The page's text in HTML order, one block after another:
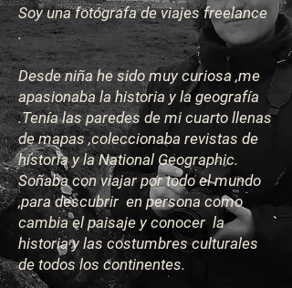
Soy una fotógrafa de viajes freelance
.
Desde niña he sido muy curiosa ,me
apasionaba la historia y la geografía
.Tenía las paredes de mi cuarto llenas
de mapas ,coleccionaba revistas de
historia y la National Geographic.
Soñaba con viajar por todo el mundo
,para descubrir en persona como
cambia el paisaje y conocer la
historia y las costumbres culturales
de todos los continentes.